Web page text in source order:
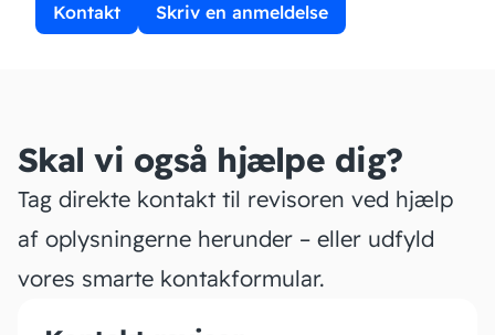
Kontakt Skriv en anmeldelse
Skal vi også hjælpe dig?
Tag direkte kontakt til revisoren ved hjælp
af oplysningerne herunder – eller udfyld
vores smarte kontakformular.